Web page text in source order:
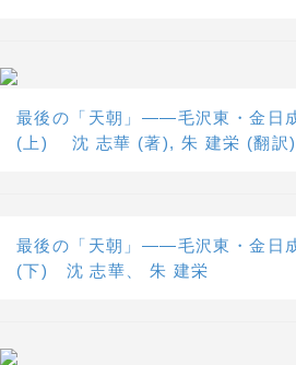
最後の「天朝」――毛沢東・金日
(上) 沈 志華 (著), 朱 建栄 (翻訳)
最後の「天朝」――毛沢東・金日
(下) 沈 志華、 朱 建栄